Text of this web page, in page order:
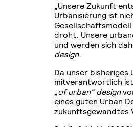
„Unsere Zukunft
Urbanisierung ist
droht. Unsere
und werden sich
design.
Da unser
mitverantwortlich
„of urban“ design
eines guten Urban
zukunftsgewandtes